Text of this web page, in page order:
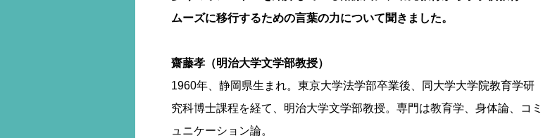
ムーズに移行するための言葉の力について聞きました。
齋藤孝（明治大学文学部教授）
1960年、静岡県生まれ。東京大学法学部卒業後、同大学大学院教育学研
究科博士課程を経て、明治大学文学部教授。専門は教育学、身体論、コミ
ュニケーション論。